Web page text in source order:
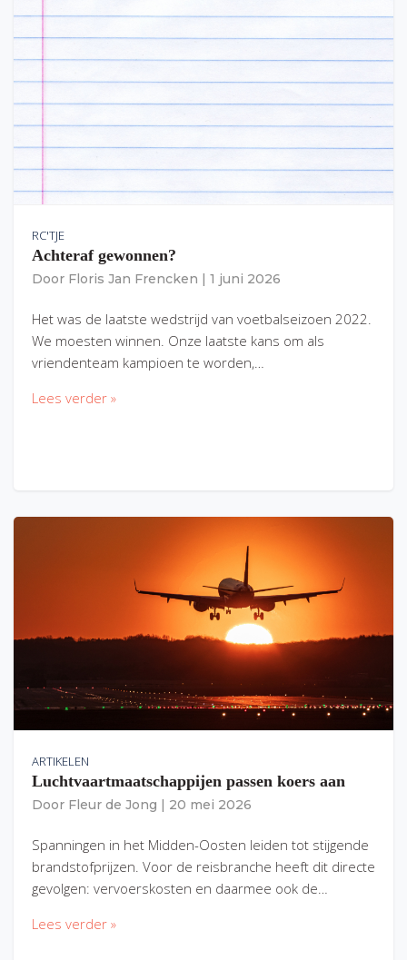
RC'TJE
Achteraf gewonnen?
Door Floris Jan Frencken 1 juni 2026
Het was de laatste wedstrijd van voetbalseizoen 2022.
We moesten winnen. Onze laatste kans om als
vriendenteam kampioen te worden,…
Lees verder »
ARTIKELEN
Luchtvaartmaatschappijen passen koers aan
Door Fleur de Jong 20 mei 2026
Spanningen in het Midden-Oosten leiden tot stijgende
brandstofprijzen. Voor de reisbranche heeft dit directe
gevolgen: vervoerskosten en daarmee ook de…
Lees verder »